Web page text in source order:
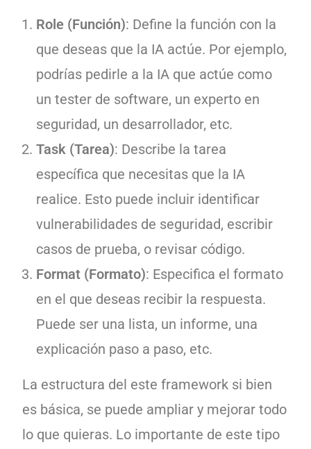
Role (Función): Define la función con la
que deseas que la IA actúe. Por ejemplo,
podrías pedirle a la IA que actúe como
un tester de software, un experto en
seguridad, un desarrollador, etc.
Task (Tarea): Describe la tarea
específica que necesitas que la IA
realice. Esto puede incluir identificar
vulnerabilidades de seguridad, escribir
casos de prueba, o revisar código.
Format (Formato): Especifica el formato
en el que deseas recibir la respuesta.
Puede ser una lista, un informe, una
explicación paso a paso, etc.
La estructura del este framework si bien
es básica, se puede ampliar y mejorar todo
lo que quieras. Lo importante de este tipo